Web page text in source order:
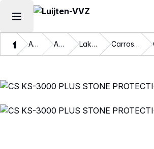
Hoofdmenu openen
ThuisAssortiment Autolakken Lakbeschermers Carrosserie bescherming